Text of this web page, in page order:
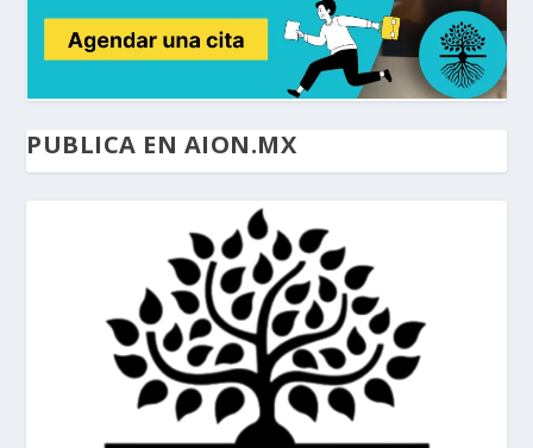
PUBLICA EN AION.MX